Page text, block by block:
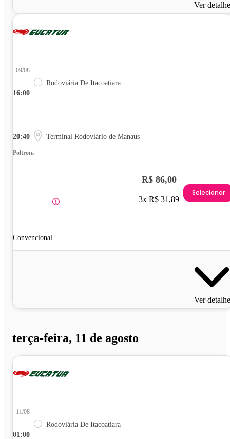
Ver
16:00
09/08
Rodoviária De Itacoatiara
20:40 Terminal Rodoviário de Manaus
Poltrona
Convencional
R$ 86,00
3x R$ 31,89
Selecionar
Ver
terça-feira, 11 de agosto
01:00
11/08
Rodoviária De Itacoatiara